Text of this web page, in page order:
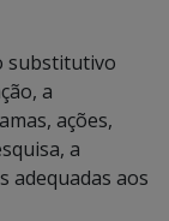
substitutivo
a
ações,
a
adequadas aos